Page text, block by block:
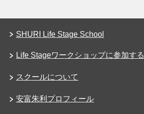
SHURI Life Stage School
Life Stageワークショップに参加する
スクールについて
安富朱利プロフィール